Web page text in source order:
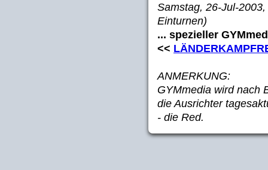
Samstag, 26-Jul-
Einturnen)
... spezieller
<<
ANMERKUNG:
GYMmedia wird nach
die Ausrichter
- die Red.